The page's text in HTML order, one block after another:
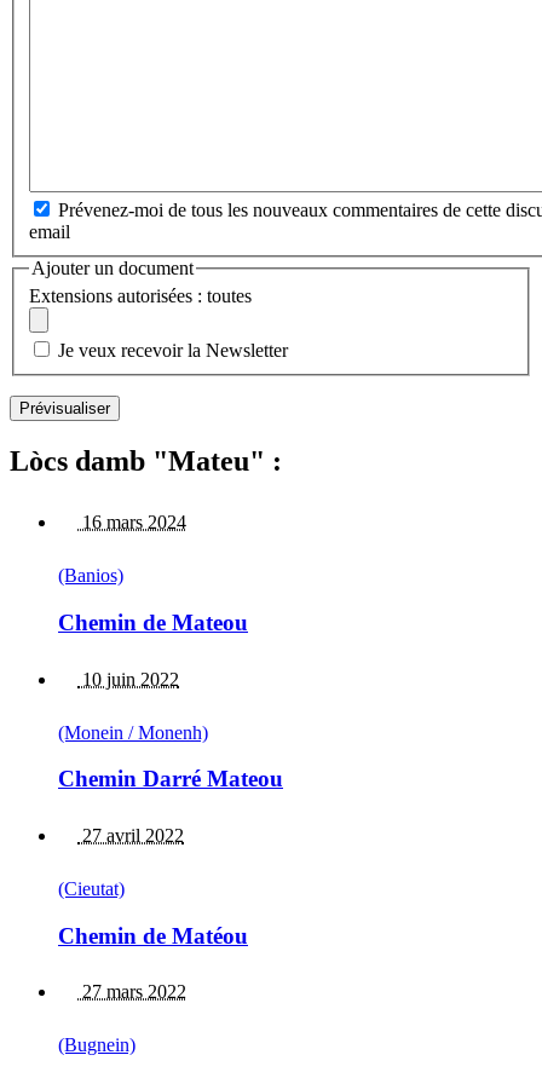
Prévenez-moi de tous les nouveaux commentaires de cette
email
Ajouter un document
Extensions autorisées : toutes
Je veux recevoir la Newsletter
Lòcs damb "Mateu" :
16 mars 2024
(Banios)
Chemin de Mateou
10 juin 2022
(Monein / Monenh)
Chemin Darré Mateou
27 avril 2022
(Cieutat)
Chemin de Matéou
27 mars 2022
(Bugnein)